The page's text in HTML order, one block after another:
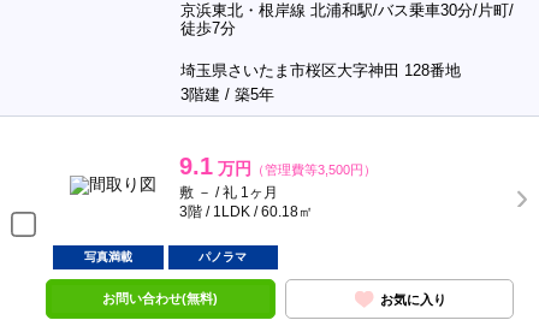
京浜東北・根岸線 北浦和駅/バス乗車30分/片町/
徒歩7分
埼玉県さいたま市桜区大字神田 128番地
3階建 / 築5年
9.1 万円 （管理費等3,500円）
敷 － / 礼 1ヶ月
3階 / 1LDK / 60.18㎡
写真満載 パノラマ
お問い合わせ(無料) お気に入り